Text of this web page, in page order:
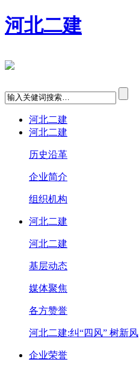
河北二建
河北二建
河北二建
历史沿革
企业简介
组织机构
河北二建
河北二建
基层动态
媒体聚焦
各方赞誉
河北二建:纠“四风” 树新风
企业荣誉